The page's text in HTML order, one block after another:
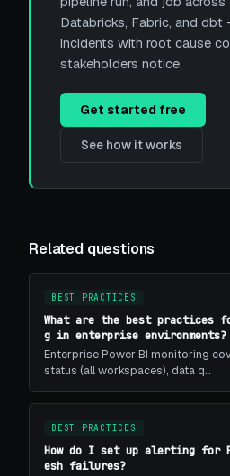
Databricks, Fabric, and dbt
incidents with root cause
stakeholders notice.
Get started free
See how it works
Related questions
BEST PRACTICES
What are the best practices
g in enterprise environments?
Enterprise Power BI monitoring
status (all workspaces), data q…
BEST PRACTICES
How do I set up alerting for
esh failures?